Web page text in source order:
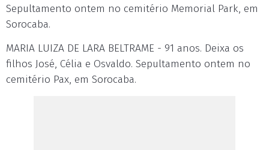
Sepultamento ontem no cemitério Memorial Park, em
Sorocaba.
MARIA LUIZA DE LARA BELTRAME - 91 anos. Deixa os
filhos José, Célia e Osvaldo. Sepultamento ontem no
cemitério Pax, em Sorocaba.